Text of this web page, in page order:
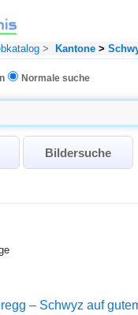
> Kantone >
Normale suche
– Schwyz auf